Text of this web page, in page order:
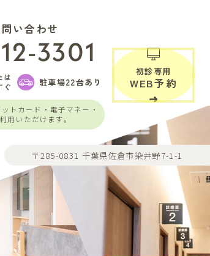
い合わせ
3301
は
ぐ
駐車場22台あり
トカード・電子マネー・
用いただけます。
初診専用
WEB予約
〒285-0831 千葉県佐倉市染井野7-1-1